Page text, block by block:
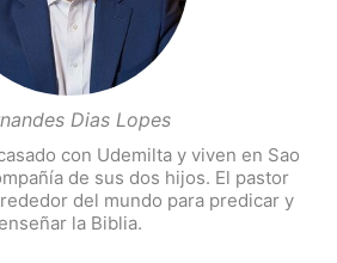
Dias Lopes
con Udemilta y viven en Sao
de sus dos hijos. El pastor
del mundo para predicar y
enseñar la Biblia.